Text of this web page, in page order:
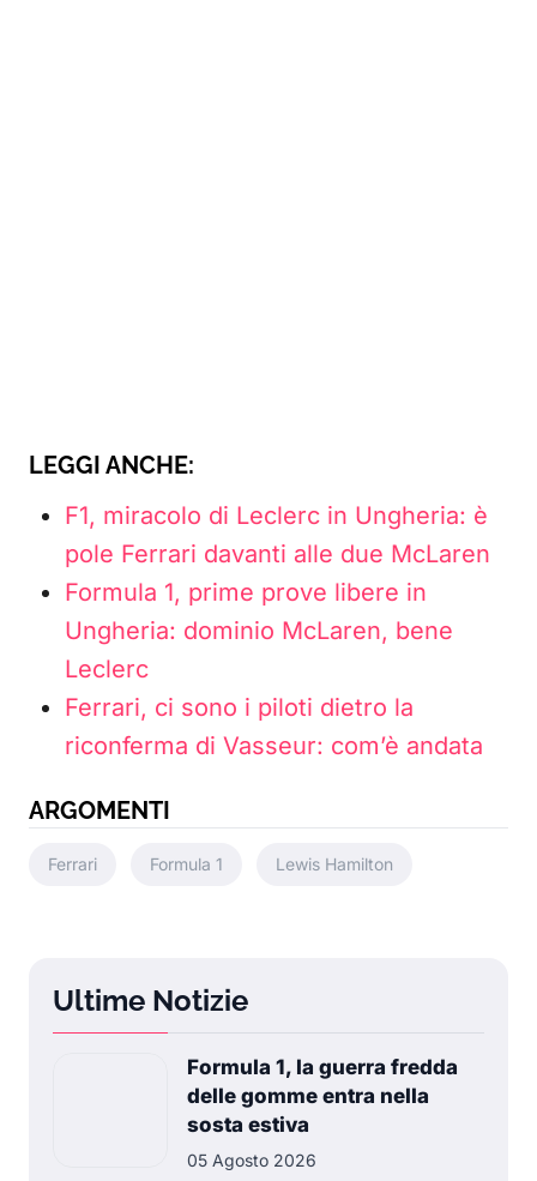
LEGGI ANCHE:
F1, miracolo di Leclerc in Ungheria: è
pole Ferrari davanti alle due McLaren
Formula 1, prime prove libere in
Ungheria: dominio McLaren, bene
Leclerc
Ferrari, ci sono i piloti dietro la
riconferma di Vasseur: com’è andata
ARGOMENTI
Ferrari Formula 1 Lewis Hamilton
Ultime Notizie
Formula 1, la guerra fredda
delle gomme entra nella
sosta estiva
05 Agosto 2026